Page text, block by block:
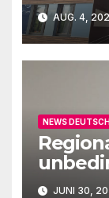
AUG. 4,
NEWS
aufJUNI 30,